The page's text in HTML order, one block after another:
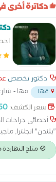
دكاترة
دكتور تخصص
قها قها -
سعر الكشف:
أخصائى جراحات
"بلندن" انجلترا,
متاح النهاردة من